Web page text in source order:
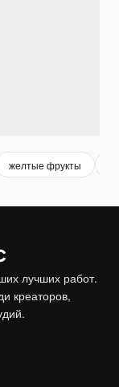
желтые фрукты
лучших работ.
креаторов,